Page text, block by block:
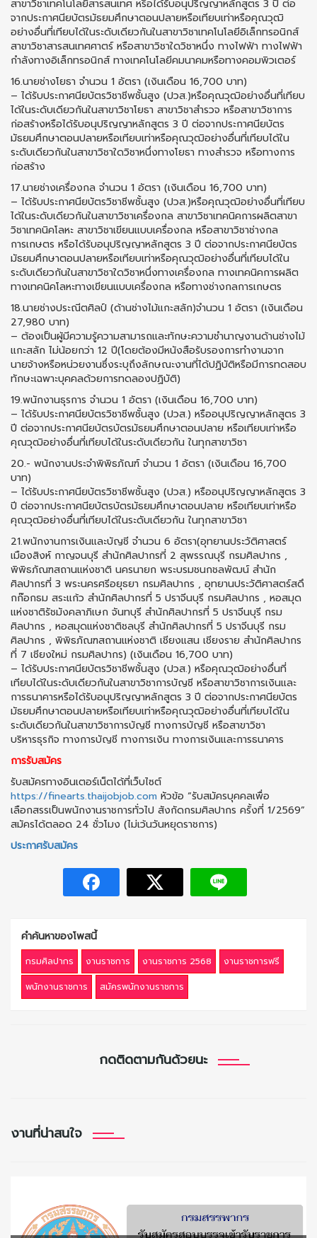
สาขาวิชาเทคโนโลยีสารสนเทศ หรือได้รับอนุปริญญาหลักสูตร 3 ปี ต่อ
จากประกาศนียบัตรมัธยมศึกษาตอนปลายหรือเทียบเท่าหรือคุณวุฒิ
อย่างอื่นที่เทียบได้ในระดับเดียวกันในสาขาวิชาเทคโนโลยีอิเล็กทรอนิกส์
สาขาวิชาสารสนเทศศาตร์ หรือสาขาวิชาใดวิชาหนึ่ง ทางไฟฟ้า ทางไฟฟ้า
กำลังทางอิเล็กทรอนิกส์ ทางเทคโนโลยีคมนาคมหรือทางคอมพิวเตอร์
16.นายช่างโยธา จำนวน 1 อัตรา (เงินเดือน 16,700 บาท)
– ได้รับประกาศนียบัตรวิชาชีพชั้นสูง (ปวส.)หรือคุณวุฒิอย่างอื่นที่เทียบ
ได้ในระดับเดียวกันในสาขาวิชาโยธา สาขาวิชาสำรวจ หรือสาขาวิชาการ
ก่อสร้างหรือได้รับอนุปริญญาหลักสูตร 3 ปี ต่อจากประกาศนียบัตร
มัธยมศึกษาตอนปลายหรือเทียบเท่าหรือคุณวุฒิอย่างอื่นที่เทียบได้ใน
ระดับเดียวกันในสาขาวิชาใดวิชาหนึ่งทางโยธา ทางสำรวจ หรือทางการ
ก่อสร้าง
17.นายช่างเครื่องกล จำนวน 1 อัตรา (เงินเดือน 16,700 บาท)
– ได้รับประกาศนียบัตรวิชาชีพชั้นสูง (ปวส.)หรือคุณวุฒิอย่างอื่นที่เทียบ
ได้ในระดับเดียวกันในสาขาวิชาเครื่องกล สาขาวิชาเทคนิคการผลิตสาขา
วิชาเทคนิคโลหะ สาขาวิชาเขียนแบบเครื่องกล หรือสาขาวิชาช่างกล
การเกษตร หรือได้รับอนุปริญญาหลักสูตร 3 ปี ต่อจากประกาศนียบัตร
มัธยมศึกษาตอนปลายหรือเทียบเท่าหรือคุณวุฒิอย่างอื่นที่เทียบได้ใน
ระดับเดียวกันในสาขาวิชาใดวิชาหนึ่งทางเครื่องกล ทางเทคนิคการผลิต
ทางเทคนิคโลหะทางเขียนแบบเครื่องกล หรือทางช่างกลการเกษตร
18.นายช่างประณีตศิลป์ (ด้านช่างไม้แกะสลัก)จำนวน 1 อัตรา (เงินเดือน
27,980 บาท)
– ต้องเป็นผู้มีความรู้ความสามารถและทักษะความชำนาญงานด้านช่างไม้
แกะสลัก ไม่น้อยกว่า 12 ปี(โดยต้องมีหนังสือรับรองการทำงานจาก
นายจ้างหรือหน่วยงานซึ่งระบุถึงลักษณะงานที่ได้ปฏิบัติหรือมีการทดสอบ
ทักษะเฉพาะบุคคลด้วยการทดลองปฏิบัติ)
19.พนักงานธุรการ จำนวน 1 อัตรา (เงินเดือน 16,700 บาท)
– ได้รับประกาศนียบัตรวิชาชีพชั้นสูง (ปวส.) หรืออนุปริญญาหลักสูตร 3
ปี ต่อจากประกาศนียบัตรบัตรมัธยมศึกษาตอนปลาย หรือเทียบเท่าหรือ
คุณวุฒิอย่างอื่นที่เทียบได้ในระดับเดียวกัน ในทุกสาขาวิชา
20.- พนักงานประจำพิพิธภัณฑ์ จำนวน 1 อัตรา (เงินเดือน 16,700
บาท)
– ได้รับประกาศนียบัตรวิชาชีพชั้นสูง (ปวส.) หรืออนุปริญญาหลักสูตร 3
ปี ต่อจากประกาศนียบัตรบัตรมัธยมศึกษาตอนปลาย หรือเทียบเท่าหรือ
คุณวุฒิอย่างอื่นที่เทียบได้ในระดับเดียวกัน ในทุกสาขาวิชา
21.พนักงานการเงินและบัญชี จำนวน 6 อัตรา(อุทยานประวัติศาสตร์
เมืองสิงห์ กาญจนบุรี สำนักศิลปากรที่ 2 สุพรรณบุรี กรมศิลปากร ,
พิพิธภัณฑสถานแห่งชาติ นครนายก พระบรมชนกชลพัฒน์ สำนัก
ศิลปากรที่ 3 พระนครศรีอยุธยา กรมศิลปากร , อุทยานประวัติศาสตร์สดึ
กก๊อกธม สระแก้ว สำนักศิลปากรที่ 5 ปราจีนบุรี กรมศิลปากร , หอสมุด
แห่งชาติรัชมังคลาภิเษก จันทบุรี สำนักศิลปากรที่ 5 ปราจีนบุรี กรม
ศิลปากร , หอสมุดแห่งชาติชลบุรี สำนักศิลปากรที่ 5 ปราจีนบุรี กรม
ศิลปากร , พิพิธภัณฑสถานแห่งชาติ เชียงแสน เชียงราย สำนักศิลปากร
ที่ 7 เชียงใหม่ กรมศิลปากร) (เงินเดือน 16,700 บาท)
– ได้รับประกาศนียบัตรวิชาชีพชั้นสูง (ปวส.) หรือคุณวุฒิอย่างอื่นที่
เทียบได้ในระดับเดียวกันในสาขาวิชาการบัญชี หรือสาขาวิชาการเงินและ
การธนาคารหรือได้รับอนุปริญญาหลักสูตร 3 ปี ต่อจากประกาศนียบัตร
มัธยมศึกษาตอนปลายหรือเทียบเท่าหรือคุณวุฒิอย่างอื่นที่เทียบได้ใน
ระดับเดียวกันในสาขาวิชาการบัญชี ทางการบัญชี หรือสาขาวิชา
บริหารธุรกิจ ทางการบัญชี ทางการเงิน ทางการเงินและการธนาคาร
การรับสมัคร
รับสมัครทางอินเตอร์เน็ตได้ที่เว็บไซต์
https://finearts.thaijobjob.com หัวข้อ “รับสมัครบุคคลเพื่อ
เลือกสรรเป็นพนักงานราชการทั่วไป สังกัดกรมศิลปากร ครั้งที่ 1/2569”
สมัครได้ตลอด 24 ชั่วโมง (ไม่เว้นวันหยุดราชการ)
ประกาศรับสมัคร
คำค้นหาของโพสนี้
กรมศิลปากร งานราชการ งานราชการ 2568
งานราชการฟรี
พนักงานราชการ
สมัครพนักงานราชการ
กดติดตามกันด้วยนะ
งานที่น่าสนใจ